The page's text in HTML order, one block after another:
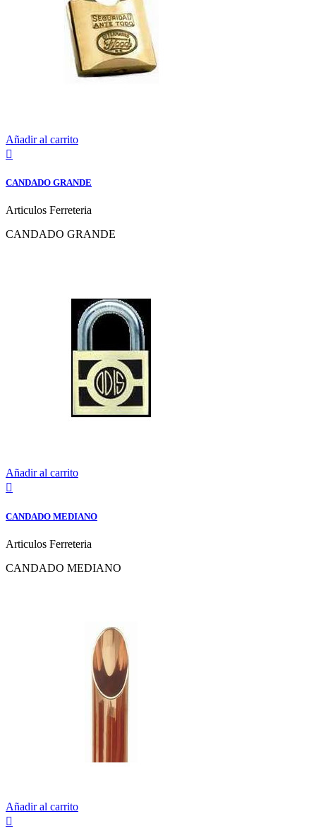
Añadir al carrito

CANDADO GRANDE
Articulos Ferreteria
CANDADO GRANDE
Añadir al carrito

CANDADO MEDIANO
Articulos Ferreteria
CANDADO MEDIANO
Añadir al carrito
